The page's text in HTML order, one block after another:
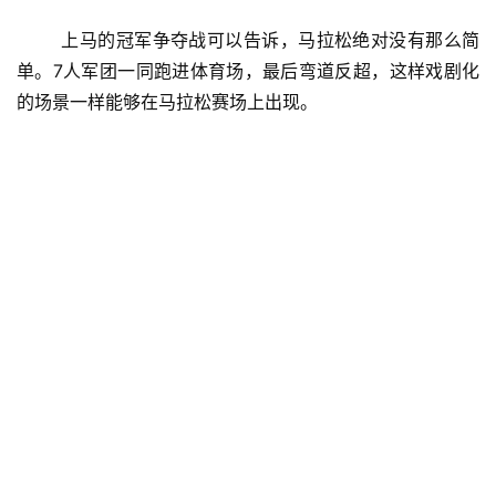
单。7人军团一同跑进体育场，最后弯道反超，这样戏剧化
的场景一样能够在马拉松赛场上出现。